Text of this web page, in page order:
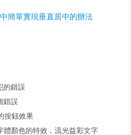
簡單實現垂直居中的辦法
的錯誤
錯誤
按鈕效果
體顏色的特效，流光益彩文字